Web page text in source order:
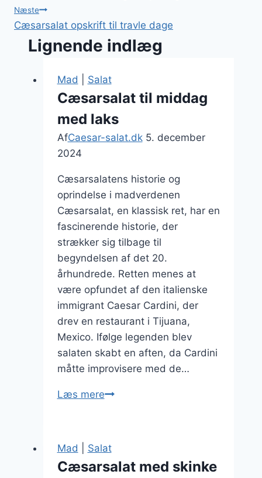
Næste
Cæsarsalat opskrift til travle dage
Lignende indlæg
Mad Salat
Cæsarsalat til middag
med laks
AfCaesar-salat.dk 5. december
2024
Cæsarsalatens historie og
oprindelse i madverdenen
Cæsarsalat, en klassisk ret, har en
fascinerende historie, der
strækker sig tilbage til
begyndelsen af det 20.
århundrede. Retten menes at
være opfundet af den italienske
immigrant Caesar Cardini, der
drev en restaurant i Tijuana,
Mexico. Ifølge legenden blev
salaten skabt en aften, da Cardini
måtte improvisere med de…
Læs mereCæsarsalat
laks
Mad Salat
Cæsarsalat med skinke